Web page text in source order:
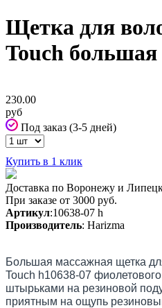
Щетка для
Touch
230.00
руб
Под заказ (3-5 дней)
Купить в 1 клик
Доставка по Воронежу и
При заказе от 3000 руб.
Артикул:10638-07 h
Производитель: Harizma
Большая массажная щетка
Touch h10638-07
штырьками на резиновой
приятным на ощупь